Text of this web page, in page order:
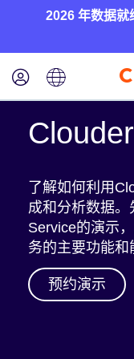
2026 年数据就
了解如何利用
成和分析数据
Service的演示
务的主要功能和
预约演示